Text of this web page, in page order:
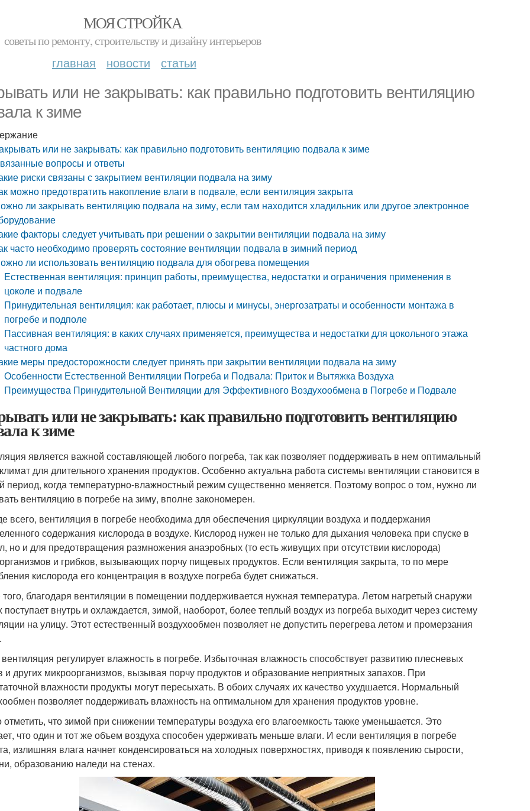
МОЯ СТРОЙКА
советы по ремонту, строительству и дизайну интерьеров
главная новости статьи
или не закрывать: как правильно подготовить вентиляцию
к зиме
или не закрывать: как правильно подготовить вентиляцию подвала к зиме
вопросы и ответы
риски связаны с закрытием вентиляции подвала на зиму
можно предотвратить накопление влаги в подвале, если вентиляция закрыта
ли закрывать вентиляцию подвала на зиму, если там находится хладильник или другое электронное
факторы следует учитывать при решении о закрытии вентиляции подвала на зиму
часто необходимо проверять состояние вентиляции подвала в зимний период
ли использовать вентиляцию подвала для обогрева помещения
Естественная вентиляция: принцип работы, преимущества, недостатки и ограничения применения в
цоколе и подвале
Принудительная вентиляция: как работает, плюсы и минусы, энергозатраты и особенности монтажа в
погребе и подполе
Пассивная вентиляция: в каких случаях применяется, преимущества и недостатки для цокольного этажа
частного дома
меры предосторожности следует принять при закрытии вентиляции подвала на зиму
Особенности Естественной Вентиляции Погреба и Подвала: Приток и Вытяжка Воздуха
Преимущества Принудительной Вентиляции для Эффективного Воздухообмена в Погребе и Подвале
или не закрывать: как правильно подготовить вентиляцию
к зиме
является важной составляющей любого погреба, так как позволяет поддерживать в нем оптимальный
для длительного хранения продуктов. Особенно актуальна работа системы вентиляции становится в
период, когда температурно-влажностный режим существенно меняется. Поэтому вопрос о том, нужно ли
вентиляцию в погребе на зиму, вполне закономерен.
всего, вентиляция в погребе необходима для обеспечения циркуляции воздуха и поддержания
содержания кислорода в воздухе. Кислород нужен не только для дыхания человека при спуске в
но и для предотвращения размножения анаэробных (то есть живущих при отсутствии кислорода)
и грибков, вызывающих порчу пищевых продуктов. Если вентиляция закрыта, то по мере
кислорода его концентрация в воздухе погреба будет снижаться.
благодаря вентиляции в помещении поддерживается нужная температура. Летом нагретый снаружи
поступает внутрь и охлаждается, зимой, наоборот, более теплый воздух из погреба выходит через систему
на улицу. Этот естественный воздухообмен позволяет не допустить перегрева летом и промерзания
регулирует влажность в погребе. Избыточная влажность способствует развитию плесневых
и других микроорганизмов, вызывая порчу продуктов и образование неприятных запахов. При
влажности продукты могут пересыхать. В обоих случаях их качество ухудшается. Нормальный
позволяет поддерживать влажность на оптимальном для хранения продуктов уровне.
что зимой при снижении температуры воздуха его влагоемкость также уменьшается. Это
что один и тот же объем воздуха способен удерживать меньше влаги. И если вентиляция в погребе
излишняя влага начнет конденсироваться на холодных поверхностях, приводя к появлению сырости,
образованию наледи на стенах.